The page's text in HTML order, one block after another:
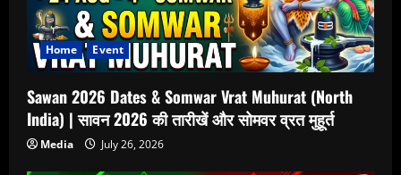
Home Event
Sawan 2026 Dates & Somwar Vrat Muhurat (North
India) | सावन 2026 की तारीखें और सोमवर व्रत मुहूर्त
Media July 26, 2026